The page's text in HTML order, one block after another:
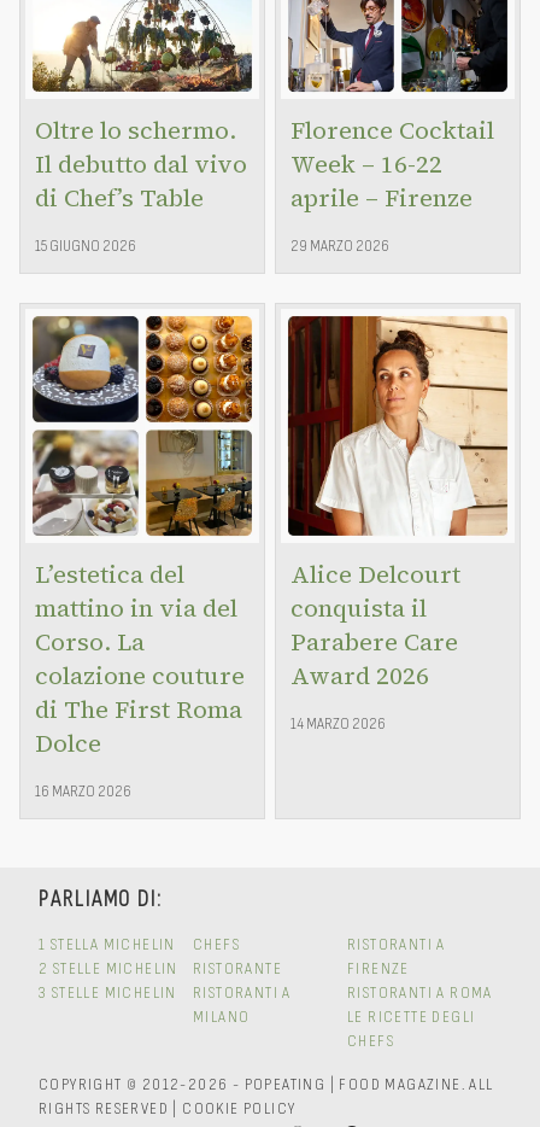
Oltre lo schermo.
Il debutto dal vivo
di Chef’s Table
15 GIUGNO 2026
Florence Cocktail
Week – 16-22
aprile – Firenze
29 MARZO 2026
L’estetica del
mattino in via del
Corso. La
colazione couture
di The First Roma
Dolce
16 MARZO 2026
Alice Delcourt
conquista il
Parabere Care
Award 2026
14 MARZO 2026
PARLIAMO DI:
1 STELLA MICHELIN
2 STELLE MICHELIN
3 STELLE MICHELIN
CHEFS
RISTORANTE
RISTORANTI A
MILANO
RISTORANTI A
FIRENZE
RISTORANTI A ROMA
LE RICETTE DEGLI
CHEFS
COPYRIGHT © 2012-2026 - POPEATING | FOOD MAGAZINE.ALL
RIGHTS RESERVED
COOKIE POLICY